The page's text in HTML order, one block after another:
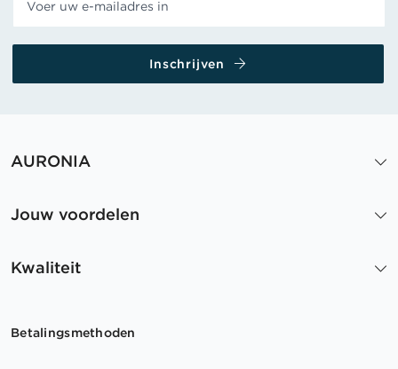
Inschrijven
AURONIA
Jouw voordelen
Kwaliteit
Betalingsmethoden